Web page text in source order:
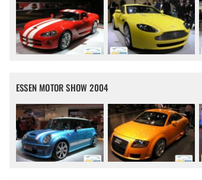
ESSEN MOTOR SHOW 2004